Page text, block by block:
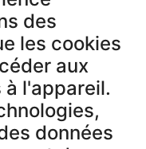
des
les cookies
aux
l'appareil.
données